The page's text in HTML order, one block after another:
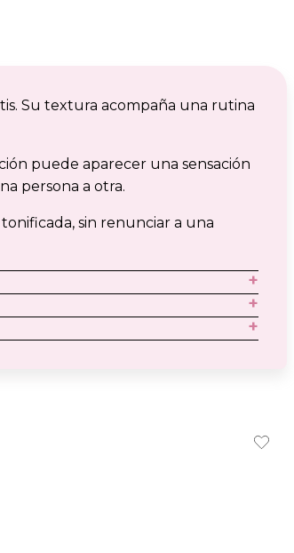
Su textura acompaña una rutina
puede aparecer una sensación
persona a otra.
sin renunciar a una